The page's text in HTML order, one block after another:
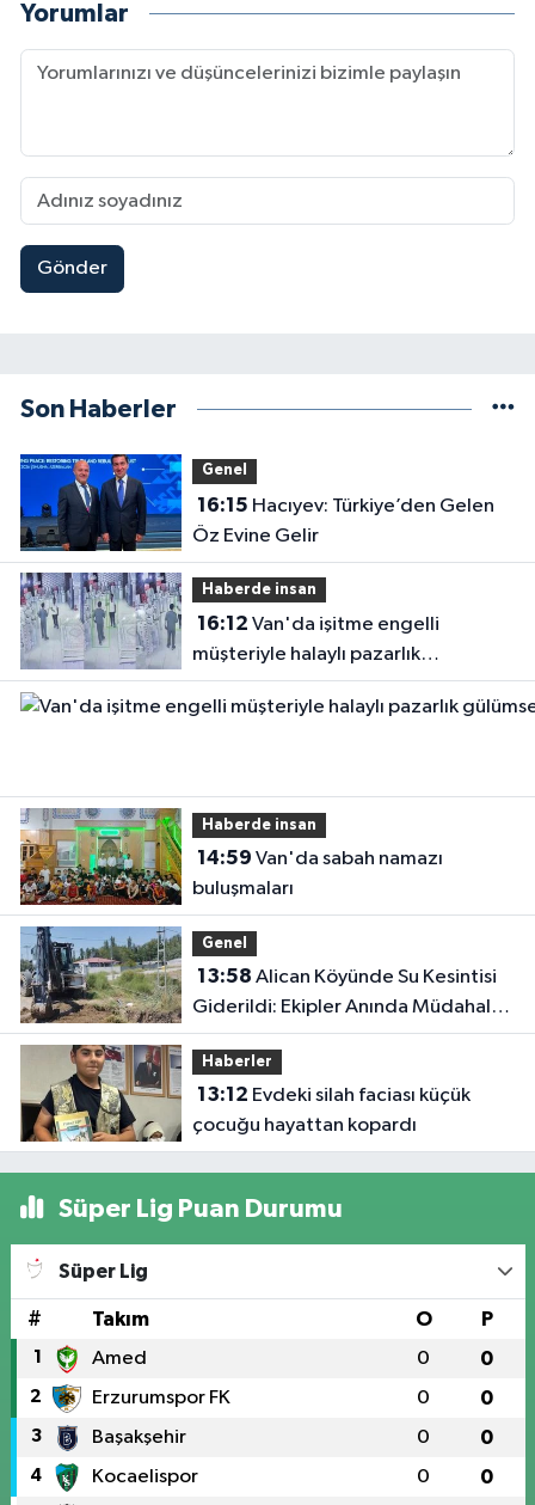
Yorumlar
Gönder
Son Haberler
Genel
16:15
Öz Evine Gelir
Haberde insan
16:12
müşteriyle halaylı pazarlık
gülümsetti
Haberde insan
14:59
buluşmaları
Genel
13:58
Giderildi: Ekipler Anında Müdahale
Etti
Haberler
13:12
çocuğu hayattan kopardı
Süper Lig Puan Durumu
Süper Lig
# Takım O P
1 Amed 0 0
2 Erzurumspor FK 0 0
3 Başakşehir 0 0
4 Kocaelispor 0 0